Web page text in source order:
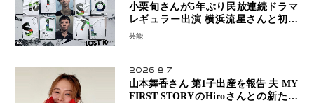
小栗旬さんが5年ぶり民放連続ドラマ
レギュラー出演 横浜流星さんと初共
演『LOST10』で異色バディ結成
芸能
2026.8.7
山本舞香さん 第1子出産を報告 夫 MY
FIRST STORYのHiroさんとの新たな